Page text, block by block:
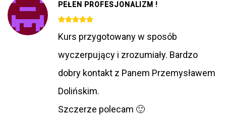
PEŁEN PROFESJONALIZM !
Kurs przygotowany w sposób
wyczerpujący i zrozumiały. Bardzo
dobry kontakt z Panem Przemysławem
Dolińskim.
Szczerze polecam 🙂